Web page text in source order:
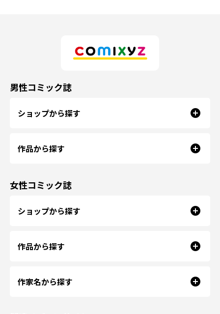
男性コミック誌
ショップから探す
作品から探す
女性コミック誌
ショップから探す
作品から探す
作家名から探す